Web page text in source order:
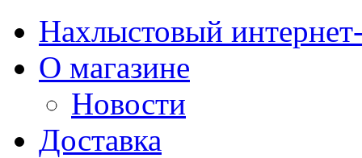
Нахлыстовый
О магазине
Новости
Доставка